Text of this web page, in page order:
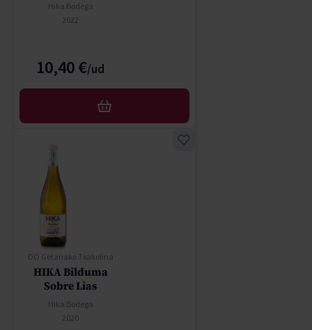
Hika Bodega
2022
10,40 €
AÑADIR
DO Getariako Txakolina
HIKA Bilduma
Sobre Lias
Hika Bodega
2020